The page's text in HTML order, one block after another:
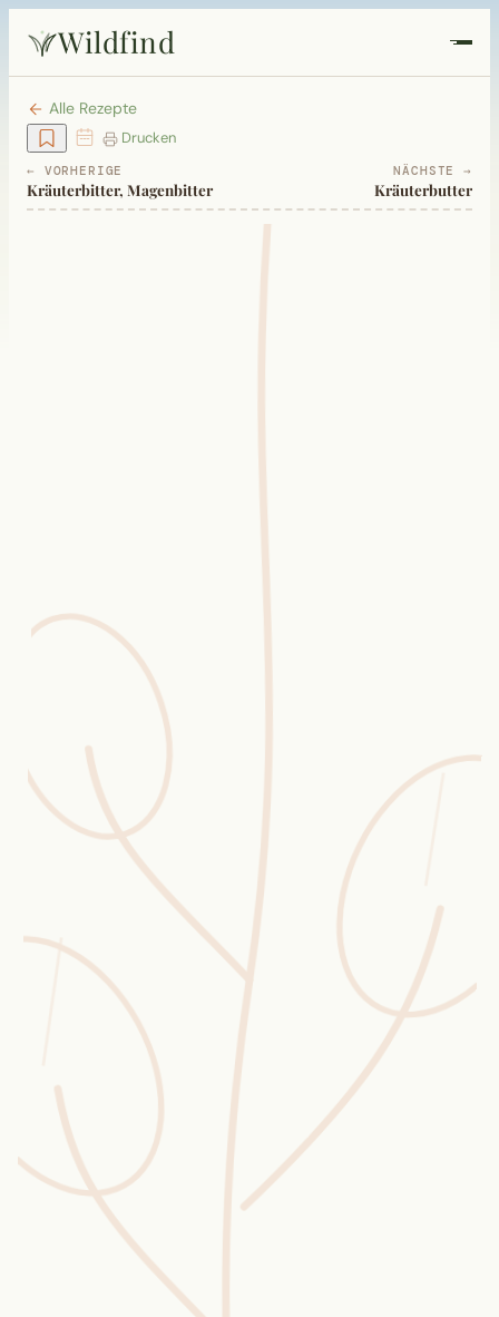
Wildfind
Startseite
Pflanzen
Blüten-Finder
Phänologie-Radar
Vogelstimmen
Gartenplaner
Düngeberater
Challenges
Wusstest du?
Sammlungen
Selber machen
Glossar
Alle Rezepte
Drucken
← VORHERIGE
Kräuterbitter, Magenbitter
NÄCHSTE →
Kräuterbutter